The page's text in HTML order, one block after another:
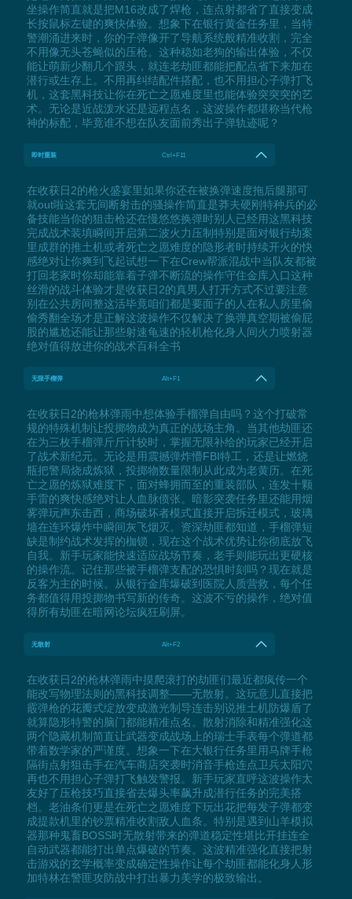
坐操作简直就是把M16改成了焊枪，连点射都省了直接变成
长按鼠标左键的爽快体验。想象下在银行黄金任务里，当特
警潮涌进来时，你的子弹像开了导航系统般精准收割，完全
不用像无头苍蝇似的压枪。这种稳如老狗的输出体验，不仅
能让萌新少翻几个跟头，就连老劫匪都能把配点省下来加在
潜行或生存上。不用再纠结配件搭配，也不用担心子弹打飞
机，这套黑科技让你在死亡之愿难度里也能体验突突突的艺
术。无论是近战泼水还是远程点名，这波操作都堪称当代枪
神的标配，毕竟谁不想在队友面前秀出子弹轨迹呢？
即时重装 Ctrl+F11
在收获日2的枪火盛宴里如果你还在被换弹速度拖后腿那可
就out啦这套无间断射击的骚操作简直是莽夫硬刚特种兵的必
备技能当你的狙击枪还在慢悠悠换弹时别人已经用这黑科技
完成战术装填瞬间开启第二波火力压制特别是面对银行劫案
里成群的推土机或者死亡之愿难度的隐形者时持续开火的快
感绝对让你爽到飞起试想一下在Crew帮派混战中当队友都被
打回老家时你却能靠着子弹不断流的操作守住金库入口这种
丝滑的战斗体验才是收获日2的真男人打开方式不过要注意
别在公共房间整这活毕竟咱们都是要面子的人在私人房里偷
偷秀翻全场才是正解这波操作不仅解决了换弹真空期被偷屁
股的尴尬还能让那些射速龟速的轻机枪化身人间火力喷射器
绝对值得放进你的战术百科全书
无限手榴弹 Alt+F1
在收获日2的枪林弹雨中想体验手榴弹自由吗？这个打破常
规的特殊机制让投掷物成为真正的战场主角。当其他劫匪还
在为三枚手榴弹斤斤计较时，掌握无限补给的玩家已经开启
了战术新纪元。无论是用震撼弹炸懵FBI特工，还是让燃烧
瓶把警局烧成炼狱，投掷物数量限制从此成为老黄历。在死
亡之愿的炼狱难度下，面对蜂拥而至的重装部队，连发十颗
手雷的爽快感绝对让人血脉偾张。暗影突袭任务里还能用烟
雾弹玩声东击西，商场破坏者模式直接开启拆迁模式，玻璃
墙在连环爆炸中瞬间灰飞烟灭。资深劫匪都知道，手榴弹短
缺是制约战术发挥的枷锁，现在这个战术优势让你彻底放飞
自我。新手玩家能快速适应战场节奏，老手则能玩出更硬核
的操作流。记住那些被手榴弹支配的恐惧时刻吗？现在就是
反客为主的时候。从银行金库爆破到医院人质营救，每个任
务都值得用投掷物书写新的传奇。这波不亏的操作，绝对值
得所有劫匪在暗网论坛疯狂刷屏。
无散射 Alt+F2
在收获日2的枪林弹雨中摸爬滚打的劫匪们最近都疯传一个
能改写物理法则的黑科技调整——无散射。这玩意儿直接把
霰弹枪的花瓣式绽放变成激光制导连击别说推土机防爆盾了
就算隐形特警的脑门都能精准点名。散射消除和精准强化这
两个隐藏机制简直让武器变成战场上的瑞士手表每个弹道都
带着数学家的严谨度。想象一下在大银行任务里用马牌手枪
隔街点射狙击手在汽车商店突袭时消音手枪连点卫兵太阳穴
再也不用担心子弹打飞触发警报。新手玩家直呼这波操作太
友好了压枪技巧直接省去爆头率飙升成潜行任务的完美搭
档。老油条们更是在死亡之愿难度下玩出花把每发子弹都变
成提款机里的钞票精准收割敌人血条。特别是遇到山羊模拟
器那种鬼畜BOSS时无散射带来的弹道稳定性堪比开挂连全
自动武器都能打出单点爆破的节奏。这波精准强化直接把射
击游戏的玄学概率变成确定性操作让每个劫匪都能化身人形
加特林在警匪攻防战中打出暴力美学的极致输出。